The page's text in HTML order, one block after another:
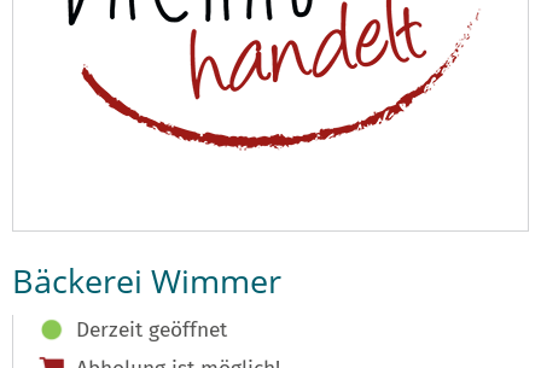
Bäckerei Wimmer
Derzeit geöffnet